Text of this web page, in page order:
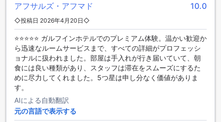
ガルフ イン ホテル アル ナスルは、スポーツ施設が充実した
魅力的なホテルです。フィットネスセンターを利用すること
ができ、無料で利用することができます。フィットネスセン
ターには最新のトレーニング機器が備えられており、心地よ
い環境で運動することができます。ホテル滞在中でも健康を
維持したい方には最適な施設です。
便利な設備が充実したガルフ イン ホテル アル ナスル
ガルフ イン ホテル アル ナスルは、快適な滞在をサポートす
るさまざまな便利な設備を提供しています。24時間ルームサ
ービスやランドリーサービスなど、お客様のニーズに応える
アフサルズ・アフマド 10.0
◇投稿日 2026年4月20日◇
⭐⭐⭐⭐⭐ ガルフインホテルでのプレミアム体験。温かい歓迎か
ら迅速なルームサービスまで、すべての詳細がプロフェッシ
ョナルに扱われました。部屋は手入れが行き届いていて、朝
食には良い種類があり、スタッフは滞在をスムーズにするた
めに尽力してくれました。5つ星は申し分なく価値がありま
す。
AIによる自動翻訳
元の言語で表示する